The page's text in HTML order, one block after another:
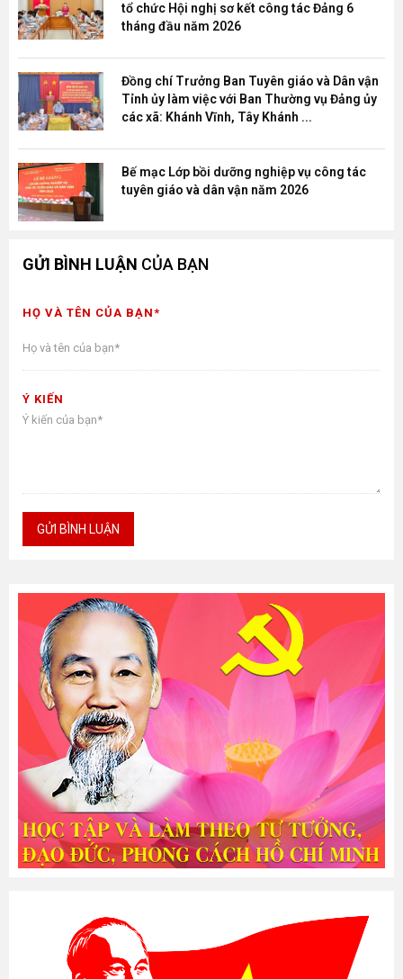
tổ chức Hội nghị sơ kết công tác Đảng 6
tháng đầu năm 2026
Đồng chí Trưởng Ban Tuyên giáo và Dân vận
Tỉnh ủy làm việc với Ban Thường vụ Đảng ủy
các xã: Khánh Vĩnh, Tây Khánh ...
Bế mạc Lớp bồi dưỡng nghiệp vụ công tác
tuyên giáo và dân vận năm 2026
GỬI BÌNH LUẬN CỦA BẠN
HỌ VÀ TÊN CỦA BẠN*
Ý KIẾN
GỬI BÌNH LUẬN